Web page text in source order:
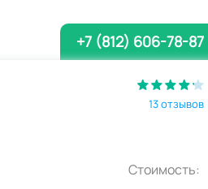
+7 (812) 606-78-87
13 отзывов
Стоимость: